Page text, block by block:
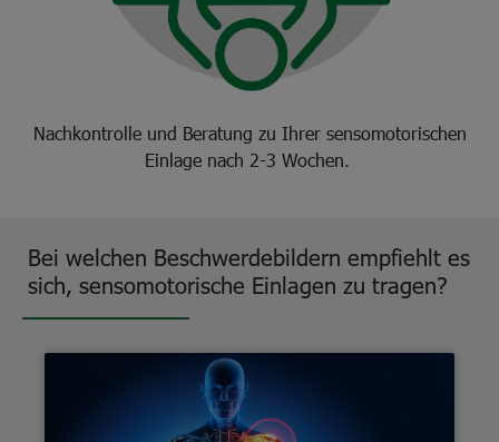
Nachkontrolle und Beratung zu Ihrer sensomotorischen
Einlage nach 2-3 Wochen.
Bei welchen Beschwerdebildern empfiehlt es
sich, sensomotorische Einlagen zu tragen?